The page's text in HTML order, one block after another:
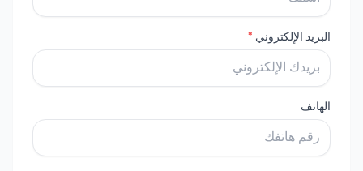
البريد الإلكتروني *
الهاتف